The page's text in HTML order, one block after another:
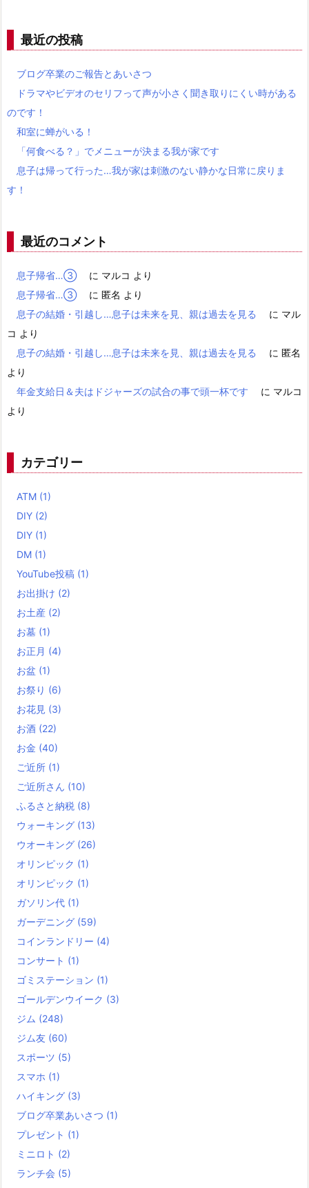
最近の投稿
ブログ卒業のご報告とあいさつ
ドラマやビデオのセリフって声が小さく聞き取りにくい時がある
のです！
和室に蝉がいる！
「何食べる？」でメニューが決まる我が家です
息子は帰って行った…我が家は刺激のない静かな日常に戻りま
す！
最近のコメント
息子帰省…③ に マルコ より
息子帰省…③
に 匿名 より
息子の結婚・引越し…息子は未来を見、親は過去を見る
に マル
コ より
息子の結婚・引越し…息子は未来を見、親は過去を見る
に 匿名
より
年金支給日＆夫はドジャーズの試合の事で頭一杯です
に マルコ
より
カテゴリー
ATM (1)
DIY (2)
DIY (1)
DM (1)
YouTube投稿 (1)
お出掛け (2)
お土産 (2)
お墓 (1)
お正月 (4)
お盆 (1)
お祭り (6)
お花見 (3)
お酒 (22)
お金 (40)
ご近所 (1)
ご近所さん (10)
ふるさと納税 (8)
ウォーキング (13)
ウオーキング (26)
オリンピック (1)
オリンピック (1)
ガソリン代 (1)
ガーデニング (59)
コインランドリー (4)
コンサート (1)
ゴミステーション (1)
ゴールデンウイーク (3)
ジム (248)
ジム友 (60)
スポーツ (5)
スマホ (1)
ハイキング (3)
ブログ卒業あいさつ (1)
プレゼント (1)
ミニロト (2)
ランチ会 (5)